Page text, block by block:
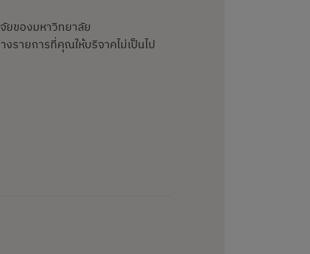
ยของมหาวิทยาลัย
รายการที่คุณให้บริจาคไม่เป็นไป